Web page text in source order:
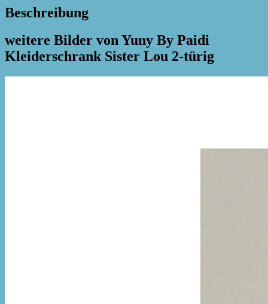
Beschreibung
weitere Bilder von Yuny By Paidi
Kleiderschrank Sister Lou 2-türig